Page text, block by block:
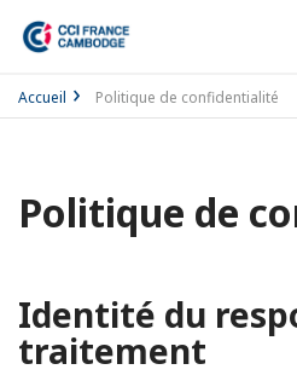
Accueil Politique de confidentialité
Politique de
Identité du
traitement